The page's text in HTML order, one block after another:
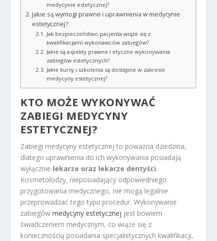
medycynie estetycznej?
Jakie są wymogi prawne i uprawnienia w medycynie
estetycznej?
Jak bezpieczeństwo pacjenta wiąże się z
kwalifikacjami wykonawców zabiegów?
Jakie są aspekty prawne i etyczne wykonywania
zabiegów estetycznych?
Jakie kursy i szkolenia są dostępne w zakresie
medycyny estetycznej?
KTO MOŻE WYKONYWAĆ
ZABIEGI MEDYCYNY
ESTETYCZNEJ?
Zabiegi medycyny estetycznej to poważna dziedzina,
dlatego uprawnienia do ich wykonywania posiadają
wyłącznie lekarze oraz lekarze dentyści.
Kosmetolodzy, nieposiadający odpowiedniego
przygotowania medycznego, nie mogą legalnie
przeprowadzać tego typu procedur. Wykonywanie
zabiegówmedycyny estetycznej jest bowiem
świadczeniem medycznym, co wiąże się z
koniecznością posiadania specjalistycznych kwalifikacji,